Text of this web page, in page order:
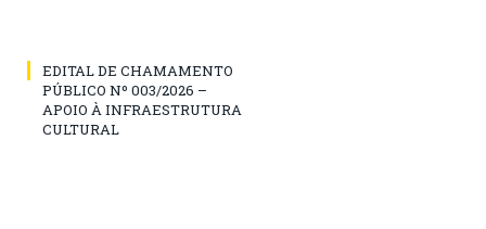
EDITAL DE CHAMAMENTO
PÚBLICO Nº 003/2026 –
APOIO À INFRAESTRUTURA
CULTURAL